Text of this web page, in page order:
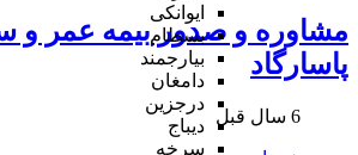
ایوانکی
بسطام
بیارجمند
دامغان
درجزین
دیباج
سرخه
مشاوره و صدور بیمه عمر و
پاسارگاد
6 سال قبل